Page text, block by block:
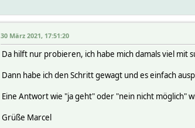
30 März 2021, 17:51:20
Da hilft nur probieren, ich habe mich damals viel mit
Dann habe ich den Schritt gewagt und es einfach
Eine Antwort wie "ja geht" oder "nein nicht möglich"
Grüße Marcel